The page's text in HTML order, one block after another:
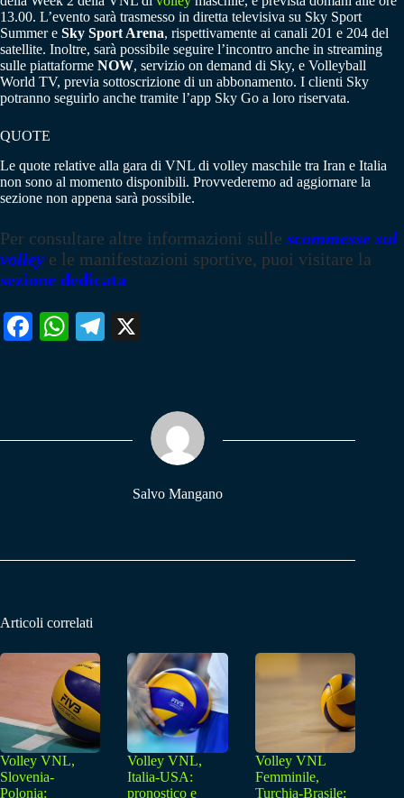
13.00. L’evento sarà trasmesso in diretta televisiva su Sky Sport
Summer e Sky Sport Arena, rispettivamente ai canali 201 e 204 del
satellite. Inoltre, sarà possibile seguire l’incontro anche in streaming
sulle piattaforme NOW, servizio on demand di Sky, e Volleyball
World TV, previa sottoscrizione di un abbonamento. I clienti Sky
potranno seguirlo anche tramite l’app Sky Go a loro riservata.
QUOTE
Le quote relative alla gara di VNL di volley maschile tra Iran e Italia
non sono al momento disponibili. Provvederemo ad aggiornare la
sezione non appena sarà possibile.
Per consultare altre informazioni sulle scommesse sul
volley e le manifestazioni sportive, puoi visitare la
sezione dedicata
Fa W
pp
Te
m
Salvo Mangano
Articoli correlati
Volley VNL,
Slovenia-
Polonia:
Volley VNL,
Italia-USA:
pronostico e
Volley VNL
Femminile,
Turchia-Brasile: